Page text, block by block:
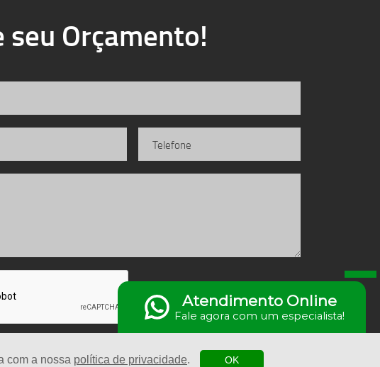
seu Orçamento!
Enviar
Atendimento Online
Fale agora com um especialista!
com a nossa política de privacidade. OK